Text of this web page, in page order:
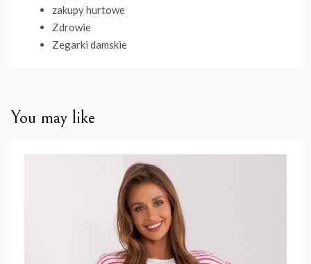
zakupy hurtowe
Zdrowie
Zegarki damskie
You may like